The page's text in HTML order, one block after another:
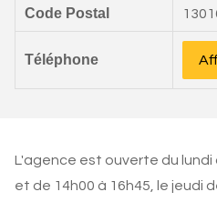
Code Postal
Téléphone
L'agence est ouverte du lundi
et de 14h00 à 16h45, le jeudi